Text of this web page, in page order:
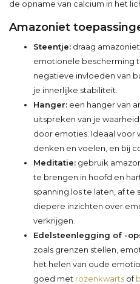
de opname van calcium in het
Amazoniet
Steentje: draag
emotionele bescherming
negatieve invloeden van
je innerlijke stabiliteit.
Hanger: een hanger van
uitspreken van je
door emoties. Ideaal voor
denken en voelen, en bij
Meditatie: gebruik
te brengen in hoofd en
spanning los te laten, af
diepere inzichten over
verkrijgen.
Edelsteenlegging of -
zoals grenzen stellen,
het helen van oude
goed met rozenkwarts of